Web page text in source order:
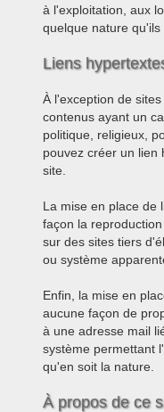
à l'exploitation, aux
quelque nature qu'ils
Liens
À l'exception de
contenus ayant un
politique, religieux,
pouvez créer un lien
site.
La mise en place de
façon la
sur des sites tiers
ou système
Enfin, la mise en
aucune façon de
à une adresse mail
système permettant
qu'en soit la nature.
À propos de ce